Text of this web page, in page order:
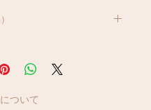
ついて